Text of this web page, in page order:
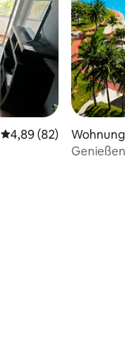
Durchschnittliche
4,89 (82)